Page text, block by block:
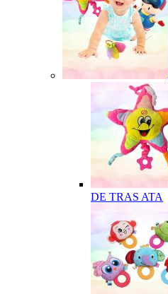
DE TRAS ATA